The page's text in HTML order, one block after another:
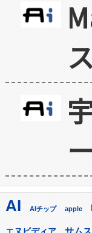
AI AIチップ apple